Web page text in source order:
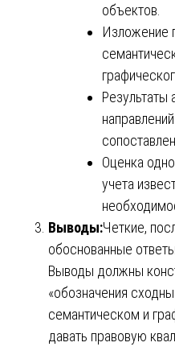
объектов.
Изложение
Результаты
Оценка
учета
Выводы:Четкие,
обоснованные
Выводы должны
«обозначения
семантическом и
давать правовую